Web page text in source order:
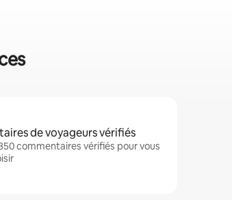
de voyageurs vérifiés
commentaires vérifiés pour vous